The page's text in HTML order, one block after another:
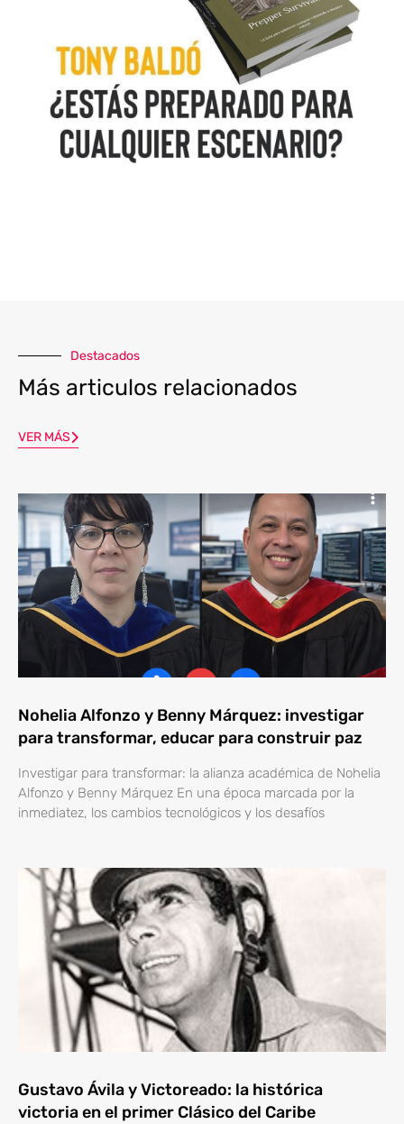
Destacados
Más articulos relacionados
VER MÁS
Nohelia Alfonzo y Benny Márquez: investigar
para transformar, educar para construir paz
Investigar para transformar: la alianza académica de Nohelia
Alfonzo y Benny Márquez En una época marcada por la
inmediatez, los cambios tecnológicos y los desafíos
Gustavo Ávila y Victoreado: la histórica
victoria en el primer Clásico del Caribe